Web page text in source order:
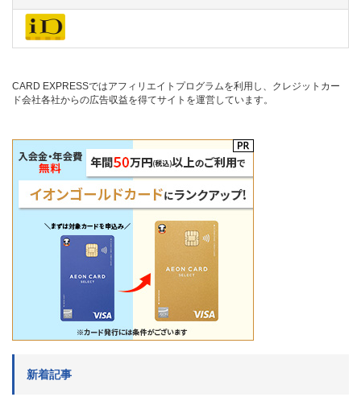
CARD EXPRESSではアフィリエイトプログラムを利用し、クレジットカー
ド会社各社からの広告収益を得てサイトを運営しています。
新着記事